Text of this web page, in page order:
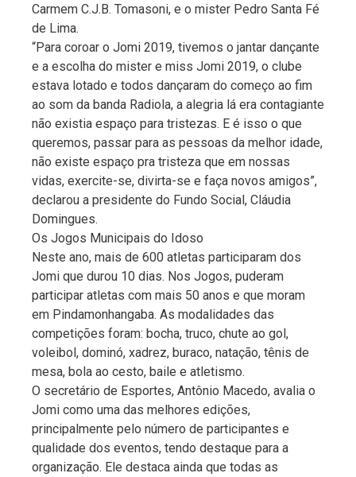
Carmem C.J.B. Tomasoni, e o mister Pedro Santa Fé
de Lima.
“Para coroar o Jomi 2019, tivemos o jantar dançante
e a escolha do mister e miss Jomi 2019, o clube
estava lotado e todos dançaram do começo ao fim
ao som da banda Radiola, a alegria lá era contagiante
não existia espaço para tristezas. E é isso o que
queremos, passar para as pessoas da melhor idade,
não existe espaço pra tristeza que em nossas
vidas, exercite-se, divirta-se e faça novos amigos”,
declarou a presidente do Fundo Social, Cláudia
Domingues.
Os Jogos Municipais do Idoso
Neste ano, mais de 600 atletas participaram dos
Jomi que durou 10 dias. Nos Jogos, puderam
participar atletas com mais 50 anos e que moram
em Pindamonhangaba. As modalidades das
competições foram: bocha, truco, chute ao gol,
voleibol, dominó, xadrez, buraco, natação, tênis de
mesa, bola ao cesto, baile e atletismo.
O secretário de Esportes, Antônio Macedo, avalia o
Jomi como uma das melhores edições,
principalmente pelo número de participantes e
qualidade dos eventos, tendo destaque para a
organização. Ele destaca ainda que todas as